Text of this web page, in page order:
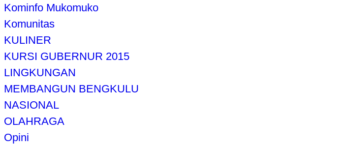
Kominfo Mukomuko
Komunitas
KULINER
KURSI GUBERNUR 2015
LINGKUNGAN
MEMBANGUN BENGKULU
NASIONAL
OLAHRAGA
Opini